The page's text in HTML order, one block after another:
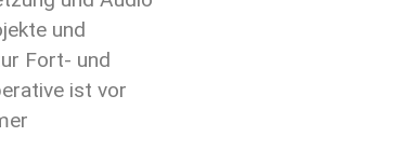
und
Fort- und
ist vor